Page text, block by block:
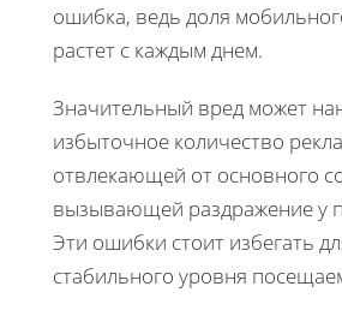
ошибка, ведь доля
растет с каждым днем.
Значительный вред может
избыточное количество
отвлекающей от основного
вызывающей раздражение у
Эти ошибки стоит избегать
стабильного уровня